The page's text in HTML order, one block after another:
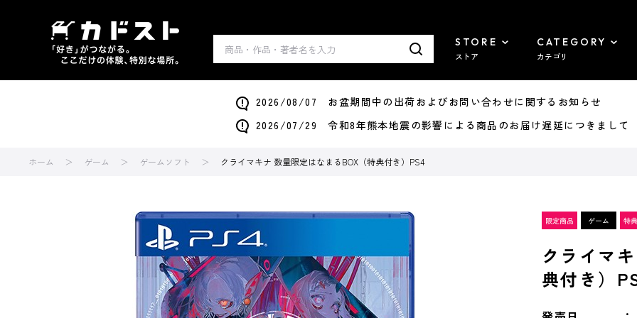
STORE
ストア
CATEGORY
カテゴリ
2026/08/07 お盆期間中の出荷およびお問い合わせに関するお知らせ
2026/07/29 令和8年熊本地震の影響による商品のお届け遅延につきまして
ホーム ゲーム ゲームソフト クライマキナ 数量限定はなまるBOX（特典付き）PS4
クライマ
典付き）